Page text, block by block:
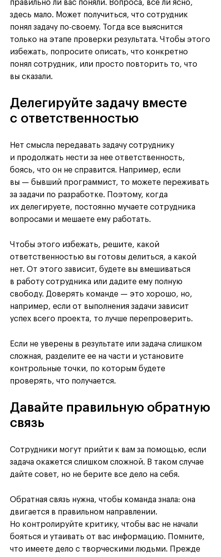
правильно ли вас поняли. Вопроса, все ли ясно,
здесь мало. Может получиться, что сотрудник
понял задачу по-своему. Тогда все выяснится
только на этапе проверки результата. Чтобы этого
избежать, попросите описать, что конкретно
понял сотрудник, или просто повторить то, что
вы сказали.
Делегируйте задачу вместе
с ответственностью
Нет смысла передавать задачу сотруднику
и продолжать нести за нее ответственность,
боясь, что он не справится. Например, если
вы — бывший программист, то можете переживать
за задачи по разработке. Поэтому, когда
их делегируете, постоянно мучаете сотрудника
вопросами и мешаете ему работать.
Чтобы этого избежать, решите, какой
ответственностью вы готовы делиться, а какой
нет. От этого зависит, будете вы вмешиваться
в работу сотрудника или дадите ему полную
свободу. Доверять команде — это хорошо, но,
например, если от выполнения задачи зависит
успех всего проекта, то лучше перепроверить.
Если не уверены в результате или задача слишком
сложная, разделите ее на части и установите
контрольные точки, по которым будете
проверять, что получается.
Давайте правильную обратную
связь
Сотрудники могут прийти к вам за помощью, если
задача окажется слишком сложной. В таком случае
дайте совет, но не берите все дело на себя.
Обратная связь нужна, чтобы команда знала: она
двигается в правильном направлении.
Но контролируйте критику, чтобы вас не начали
бояться и утаивать от вас информацию. Помните,
что имеете дело с творческими людьми. Прежде